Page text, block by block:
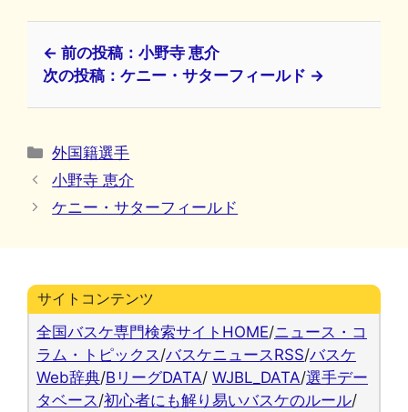
← 前の投稿：小野寺 恵介
次の投稿：ケニー・サターフィールド →
カ
テ
ゴ
リ
外国籍選手
小野寺 恵介
ケニー・サターフィールド
サイトコンテンツ
全国バスケ専門検索サイトHOME/ニュース・コ
ラム・トピックス /バスケニュースRSS/バスケ
Web辞典/BリーグDATA/ WJBL_DATA/選手デー
タベース /初心者にも解り易いバスケのルール/